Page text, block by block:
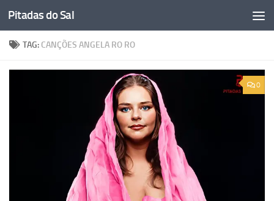
Skip to content
Pitadas do Sal
TAG: CANÇÕES ANGELA RO RO
0